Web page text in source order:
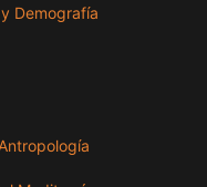
Demografía